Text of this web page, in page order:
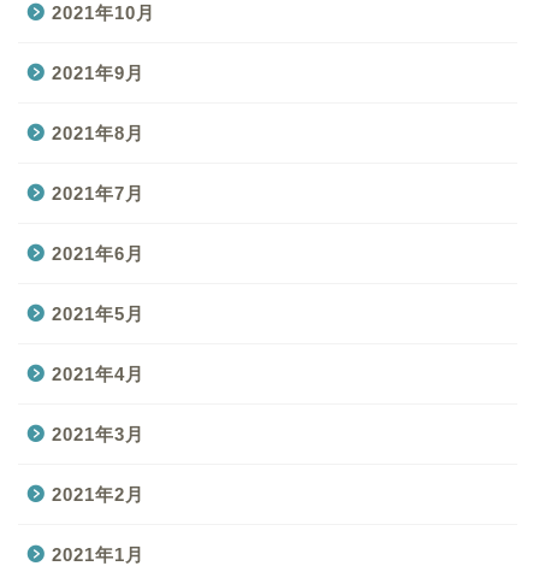
2021年10月
2021年9月
2021年8月
2021年7月
2021年6月
2021年5月
2021年4月
2021年3月
2021年2月
2021年1月